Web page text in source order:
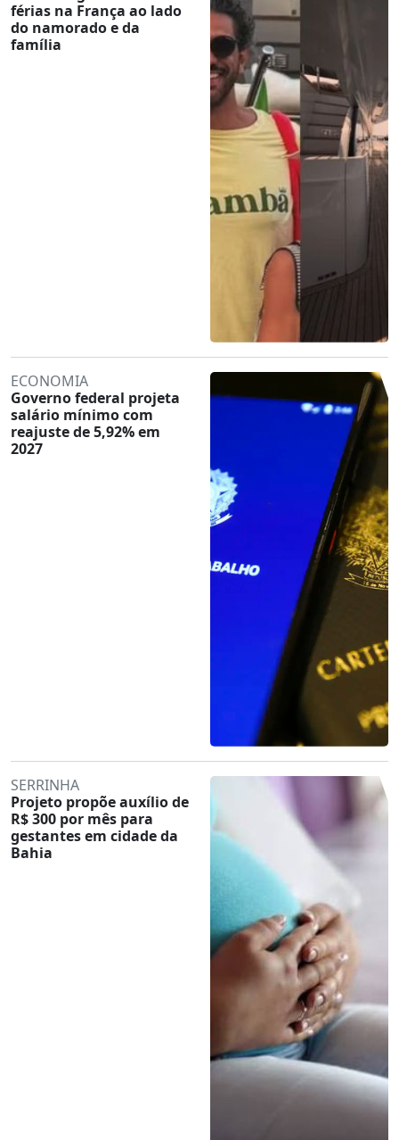
férias na França ao lado
do namorado e da
família
ECONOMIA
Governo federal projeta
salário mínimo com
reajuste de 5,92% em
2027
SERRINHA
Projeto propõe auxílio de
R$ 300 por mês para
gestantes em cidade da
Bahia